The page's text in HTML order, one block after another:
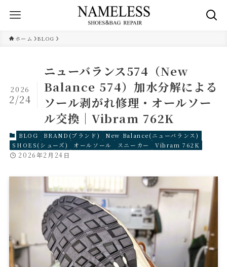
ホーム BLOG
ニューバランス574（New
Balance 574）加水分解による
ソール剥がれ修理・オールソー
ル交換｜Vibram 762K
2026
2/24
BLOG BRAND(ブランド)
New Balance(ニューバランス)
SHOES(シューズ)
オールソール スニーカー Vibram 762K
2026年2月24日